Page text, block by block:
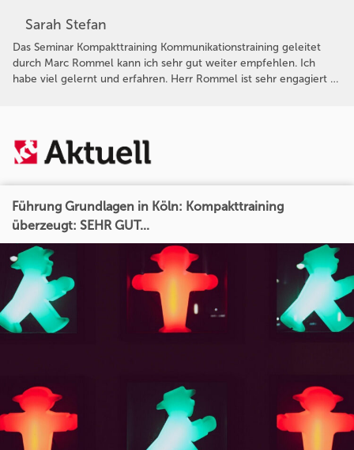
Sarah Stefan
Das Seminar Kompakttraining Kommunikationstraining geleitet
durch Marc Rommel kann ich sehr gut weiter empfehlen. Ich
habe viel gelernt und erfahren. Herr Rommel ist sehr engagiert …
Führung Grundlagen in Köln: Kompakttraining
überzeugt: SEHR GUT...